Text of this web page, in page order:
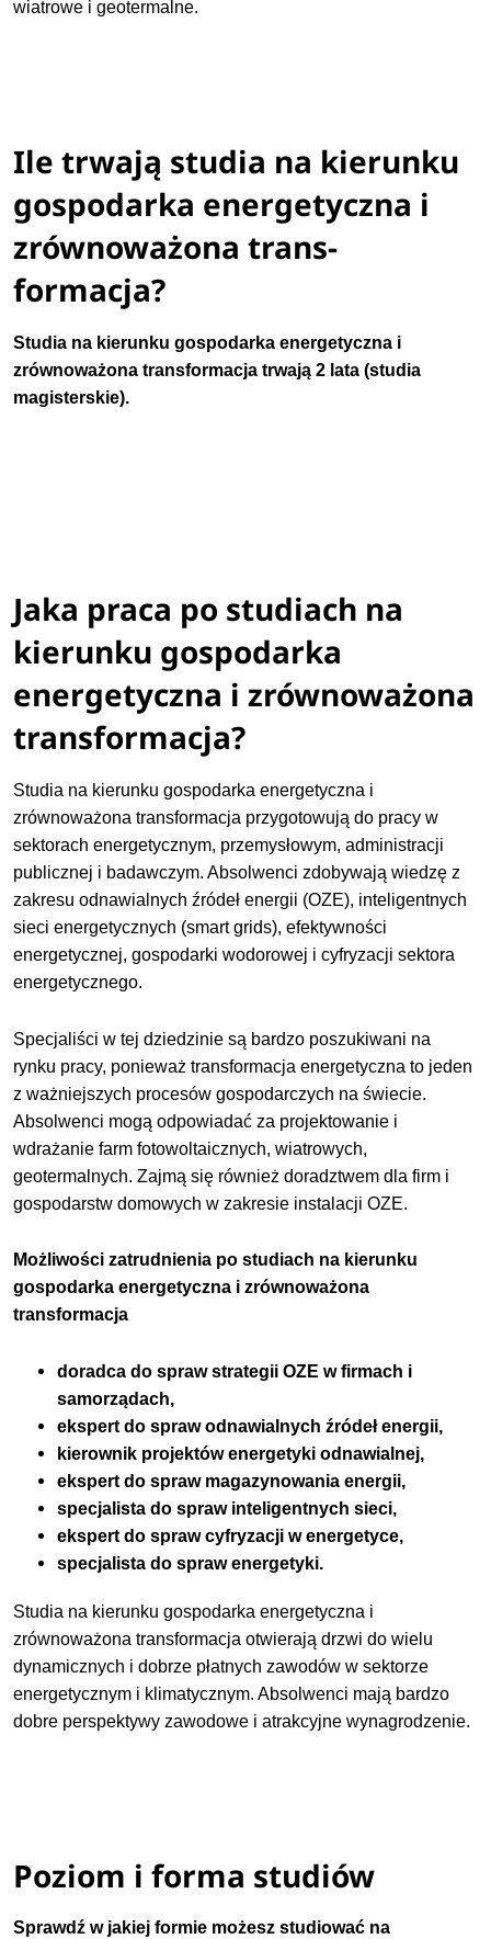
wiatrowe i geotermalne.
Ile trwają studia na kierunku
gospodarka energetyczna i
zrównoważona trans-
formacja?
Studia na kierunkugospodarka energetyczna i
zrównoważona transformacja trwają 2 lata (studia
magisterskie).
Jaka praca po studiach na
kierunku gospodarka
energetyczna i zrównoważona
transformacja?
Studia na kierunku gospodarka energetyczna i
zrównoważona transformacja przygotowują do pracy w
sektorach energetycznym, przemysłowym, administracji
publicznej i badawczym. Absolwenci zdobywają wiedzę z
zakresu odnawialnych źródeł energii (OZE), inteligentnych
sieci energetycznych (smart grids), efektywności
energetycznej, gospodarki wodorowej i cyfryzacji sektora
energetycznego.
Specjaliści w tej dziedzinie są bardzo poszukiwani na
rynku pracy, ponieważ transformacja energetyczna to jeden
z ważniejszych procesów gospodarczych na świecie.
Absolwenci mogą odpowiadać za projektowanie i
wdrażanie farm fotowoltaicznych, wiatrowych,
geotermalnych. Zajmą się również doradztwem dla firm i
gospodarstw domowych w zakresie instalacji OZE.
Możliwości zatrudnienia po studiach na kierunku
gospodarka energetyczna i zrównoważona
transformacja
doradca do spraw strategii OZE w firmach i
samorządach,
ekspert do spraw odnawialnych źródeł energii,
kierownik projektów energetyki odnawialnej,
ekspert do spraw magazynowania energii,
specjalista do spraw inteligentnych sieci,
ekspert do spraw cyfryzacji w energetyce,
specjalista do spraw energetyki.
Studia na kierunku gospodarka energetyczna i
zrównoważona transformacja otwierają drzwi do wielu
dynamicznych i dobrze płatnych zawodów w sektorze
energetycznym i klimatycznym. Absolwenci mają bardzo
dobre perspektywy zawodowe i atrakcyjne wynagrodzenie.
Poziom i forma studiów
Sprawdź w jakiej formie możesz studiować na